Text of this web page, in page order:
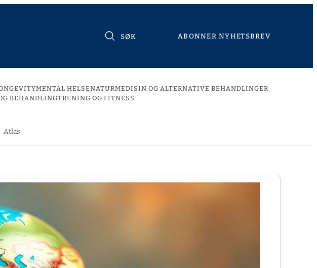
SØK ABONNER NYHETSBREV
MENTAL HELSENATURMEDISIN OG ALTERNATIVE BEHANDLINGER
BEHANDLINGTRENING OG FITNESS
Atlas